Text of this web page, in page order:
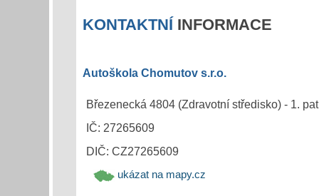
KONTAKTNÍ INFORMACE
Autoškola Chomutov s.r.o.
Březenecká 4804 (Zdravotní středisko) - 1.
IČ: 27265609
DIČ: CZ27265609
ukázat na mapy.cz